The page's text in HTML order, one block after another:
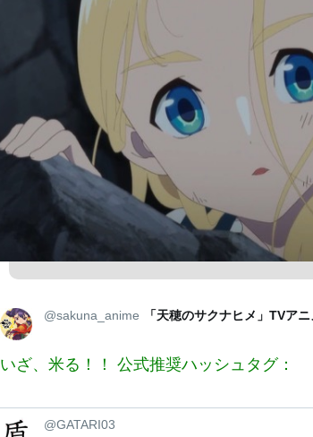
@sakuna_anime
「天穂のサクナヒメ」TVア
いざ、米る！！ 公式推奨ハッシュタグ：
@GATARI03